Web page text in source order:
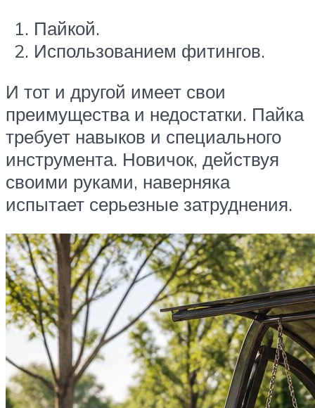
Пайкой.
Использованием фитингов.
И тот и другой имеет свои
преимущества и недостатки. Пайка
требует навыков и специального
инструмента. Новичок, действуя
своими руками, наверняка
испытает серьезные затруднения.